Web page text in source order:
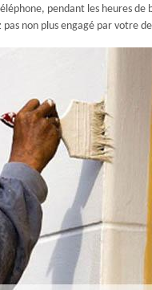
pendant les heures
pas non plus engagé par votre